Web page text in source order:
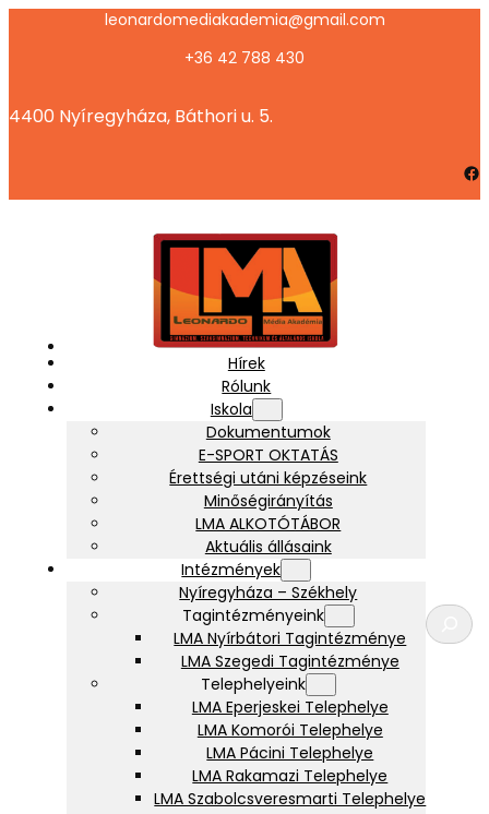
leonardomediakademia@gmail.com
+36 42 788 430
4400 Nyíregyháza, Báthori u. 5.
Facebook
Hírek
Rólunk
Iskola
Dokumentumok
E-SPORT OKTATÁS
Érettségi utáni képzéseink
Minőségirányítás
LMA ALKOTÓTÁBOR
Aktuális állásaink
Intézmények
Nyíregyháza – Székhely
Tagintézményeink
LMA Nyírbátori Tagintézménye
LMA Szegedi Tagintézménye
Telephelyeink
LMA Eperjeskei Telephelye
LMA Komorói Telephelye
LMA Pácini Telephelye
LMA Rakamazi Telephelye
LMA Szabolcsveresmarti Telephelye
K
e